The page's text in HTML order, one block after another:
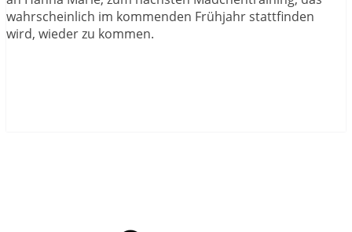
wahrscheinlich im kommenden Frühjahr stattfinden
wird, wieder zu kommen.